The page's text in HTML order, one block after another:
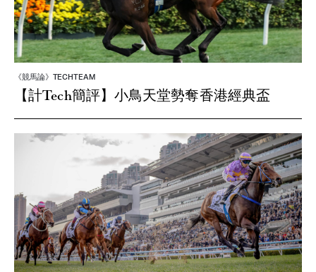
《競馬論》TECHTEAM
【計Tech簡評】小鳥天堂勢奪香港經典盃